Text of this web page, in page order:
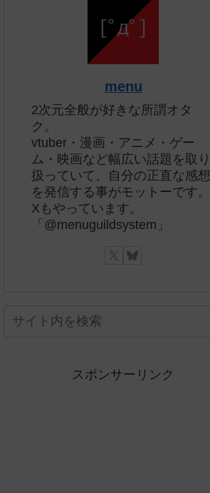
menu
2次元全般が好きな所謂オタ
ク。
vtuber・漫画・アニメ・ゲー
ム・映画など幅広い話題を取り
扱っていて、自分の正直な感想
を発信する事がモットーです。
Xもやっています。
「@menuguildsystem」
スポンサーリンク